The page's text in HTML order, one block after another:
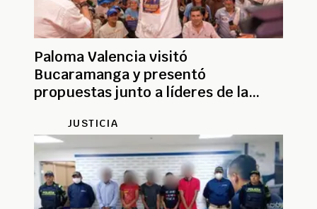
Paloma Valencia visitó
Bucaramanga y presentó
propuestas junto a líderes de la
JUSTICIA